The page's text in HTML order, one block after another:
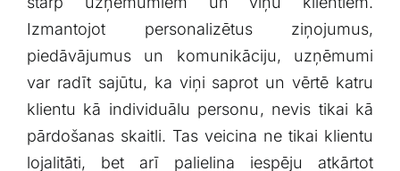
Izmantojot personalizētus ziņojumus,
piedāvājumus un ⁤komunikāciju, uzņēmumi
var radīt sajūtu, ka viņi saprot un vērtē katru
klientu kā individuālu personu, nevis tikai ‍kā
⁤pārdošanas skaitli. Tas⁤ veicina ne tikai klientu
lojalitāti, bet arī⁤ palielina iespēju atkārtot